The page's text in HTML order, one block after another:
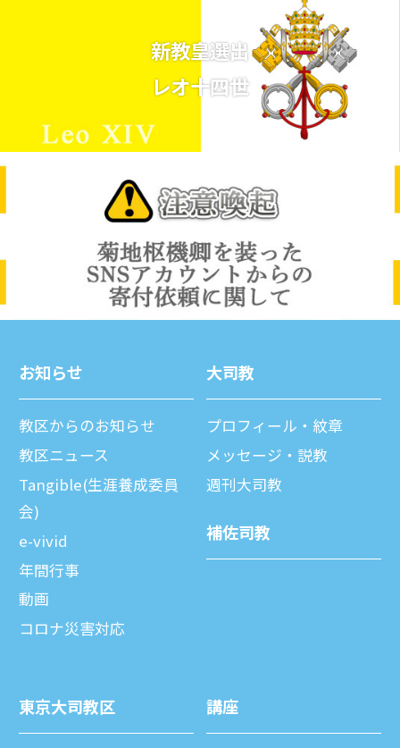
新教皇選出
レオ十四世
お知らせ
教区からのお知らせ
教区ニュース
Tangible(生涯養成委員
会)
e-vivid
年間⾏事
動画
コロナ災害対応
⼤司教
プロフィール・紋章
メッセージ・説教
週刊⼤司教
補佐司教
東京⼤司教区 講座